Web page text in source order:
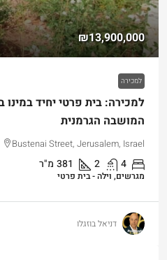
₪13,900,000
למכירה
למכירה: בית פרטי יחיד
המושבה הגרמנית
Bustenai Street, Jerusalem, Israel
4
2
381 מ"ר
מגרשים, וילה - בית פרטי
דניאל בוזגלו